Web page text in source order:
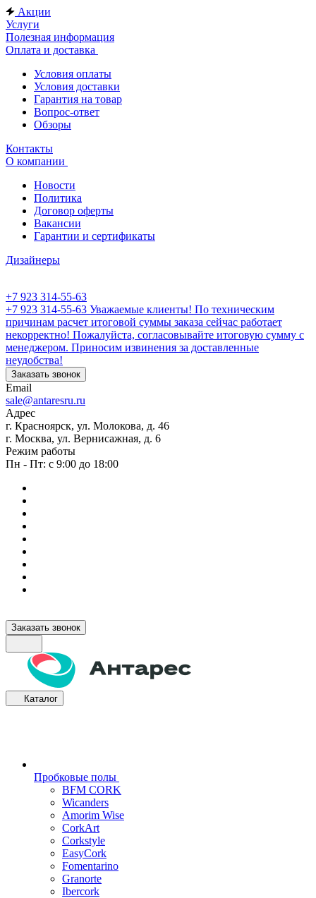
Акции
Услуги
Полезная информация
Оплата и доставка
Условия оплаты
Условия доставки
Гарантия на товар
Вопрос-ответ
Обзоры
Контакты
О компании
Новости
Политика
Договор оферты
Вакансии
Гарантии и сертификаты
Дизайнеры
+7 923 314-55-63
+7 923 314-55-63 Уважаемые клиенты! По техническим
причинам расчет итоговой суммы заказа сейчас работает
некорректно! Пожалуйста, согласовывайте итоговую сумму с
менеджером. Приносим извинения за доставленные
неудобства!
Заказать звонок
Email
sale@antaresru.ru
Адрес
г. Красноярск, ул. Молокова, д. 46
г. Москва, ул. Вернисажная, д. 6
Режим работы
Пн - Пт: с 9:00 до 18:00
Заказать звонок
Каталог
Пробковые полы
BFM CORK
Wicanders
Amorim Wise
CorkArt
Corkstyle
EasyCork
Fomentarino
Granorte
Ibercork